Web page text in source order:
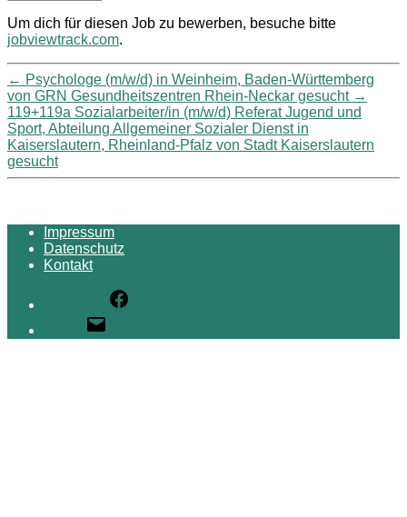
Um dich für diesen Job zu bewerben, besuche bitte
jobviewtrack.com.
← Psychologe (m/w/d) in Weinheim, Baden-Württemberg
von GRN Gesundheitszentren Rhein-Neckar gesucht →
119+119a Sozialarbeiter/in (m/w/d) Referat Jugend und
Sport, Abteilung Allgemeiner Sozialer Dienst in
Kaiserslautern, Rheinland-Pfalz von Stadt Kaiserslautern
gesucht
Impressum
Datenschutz
Kontakt